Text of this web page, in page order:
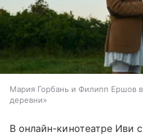
Мария Горбань и Филипп Ершов
деревни»
В онлайн-кинотеатре Иви